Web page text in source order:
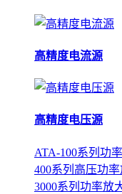
高精度电流源
高精度电压源
ATA-100系列功
400系列高压功
3000系列功率放